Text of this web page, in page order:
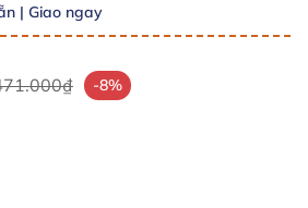
| Giao ngay
-8%